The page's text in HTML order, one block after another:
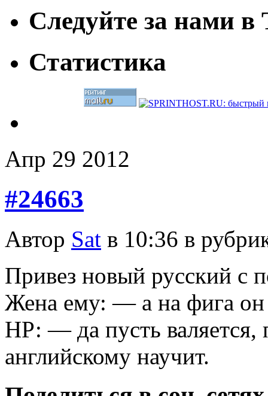
Следуйте за нами
Статистика
Апр 29 2012
#24663
Автор Sat в 10:36 в
Привез новый русский с
Жена ему: — а на фига
НР: — да пусть валяется,
английскому научит.